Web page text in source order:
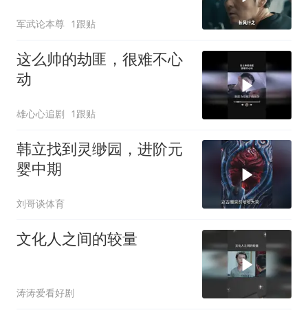
军武论本尊 1跟贴
这么帅的劫匪，很难不心
动
雄心心追剧 1跟贴
韩立找到灵缈园，进阶元
婴中期
刘哥谈体育
文化人之间的较量
涛涛爱看好剧